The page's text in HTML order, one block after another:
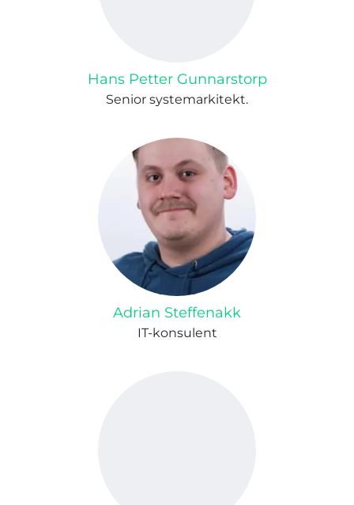
Hans Petter Gunnarstorp
Senior systemarkitekt.
Adrian Steffenakk
IT-konsulent